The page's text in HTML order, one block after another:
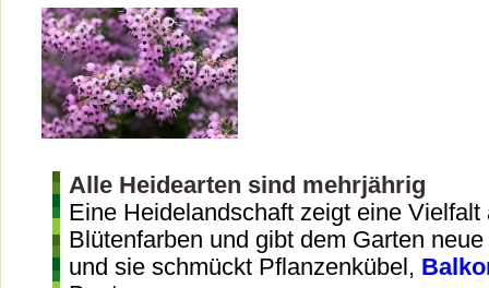
Alle Heidearten sind mehrjährig
Eine Heidelandschaft zeigt eine Vielfalt
Blütenfarben und gibt dem Garten
und sie schmückt Pflanzenkübel,